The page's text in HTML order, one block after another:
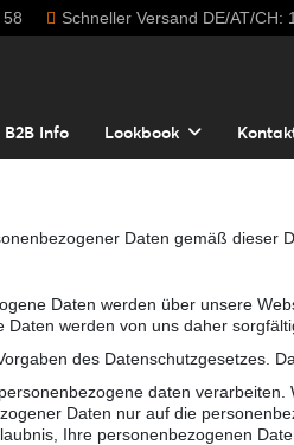
Schneller Versand DE/AT/CH:
B2B Info Lookbook
Daten gemäß dieser
Daten werden über unsere
werden von uns daher
des Datenschutzgesetzes.
daten
Daten nur auf die
Ihre personenbezogenen